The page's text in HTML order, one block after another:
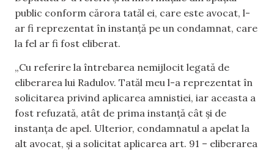
public conform cărora tatăl ei, care este avocat, l-
ar fi reprezentat în instanță pe un condamnat, care
la fel ar fi fost eliberat.
„Cu referire la întrebarea nemijlocit legată de
eliberarea lui Radulov. Tatăl meu l-a reprezentat în
solicitarea privind aplicarea amnistiei, iar aceasta a
fost refuzată, atât de prima instanță cât și de
instanța de apel. Ulterior, condamnatul a apelat la
alt avocat, și a solicitat aplicarea art. 91 – eliberarea